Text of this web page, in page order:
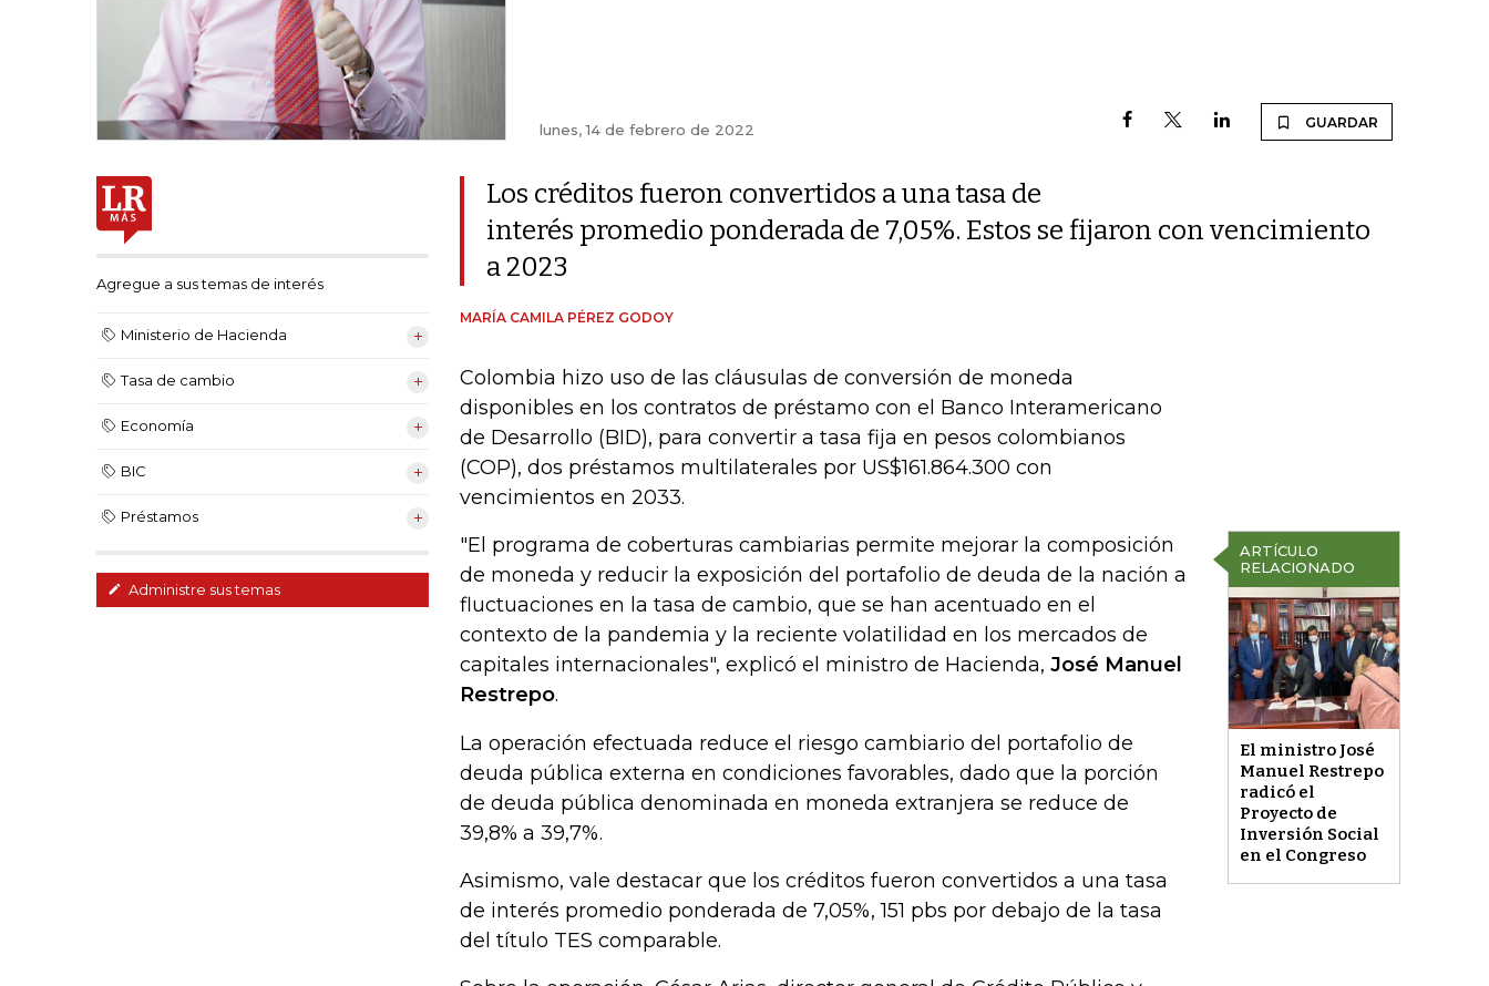
lunes, 14 de febrero de 2022 GUARDAR
Agregue a sus temas de interés
Ministerio de Hacienda
Tasa de cambio
Economía
BIC
Préstamos
Administre sus temas
Los créditos fueron convertidos a una tasa de
interés promedio ponderada de 7,05%. Estos se fijaron con vencimiento
a 2023
MARÍA CAMILA PÉREZ GODOY
Colombia hizo uso de las cláusulas de conversión de moneda
disponibles en los contratos de préstamo con el Banco Interamericano
de Desarrollo (BID), para convertir a tasa fija en pesos colombianos
(COP), dos préstamos multilaterales por US$161.864.300 con
vencimientos en 2033.
ARTÍCULO
RELACIONADO
El ministro José
Manuel Restrepo
radicó el
Proyecto de
Inversión Social
en el Congreso
"El programa de coberturas cambiarias permite mejorar la composición
de moneda y reducir la exposición del portafolio de deuda de la nación a
fluctuaciones en la tasa de cambio, que se han acentuado en el
contexto de la pandemia y la reciente volatilidad en los mercados de
capitales internacionales", explicó el ministro de Hacienda, José Manuel
Restrepo.
La operación efectuada reduce el riesgo cambiario del portafolio de
deuda pública externa en condiciones favorables, dado que la porción
de deuda pública denominada en moneda extranjera se reduce de
39,8% a 39,7%.
Asimismo, vale destacar que los créditos fueron convertidos a una tasa
de interés promedio ponderada de 7,05%, 151 pbs por debajo de la tasa
del título TES comparable.